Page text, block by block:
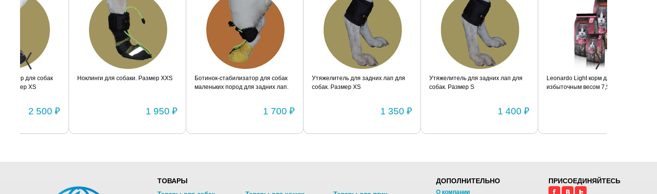
Ноклинги для собаки. Размер XXS
Ботинок-стабилизатор для собак
маленьких пород для задних лап.
Утяжелитель для задних лап для
собак. Размер XS
Утяжелитель для задних лап для
Leonardo Light корм для кошек с
избыточным весом 7,5 кг
ТОВАРЫ ДОПОЛНИТЕЛЬНО
О компании
ПРИСОЕДИНЯЙТЕСЬ